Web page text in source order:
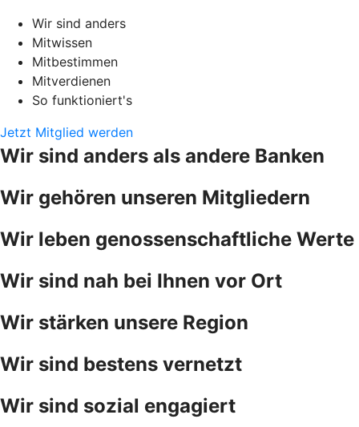
Wir sind anders
Mitwissen
Mitbestimmen
Mitverdienen
So funktioniert's
Jetzt Mitglied werden
Wir sind anders als andere Banken
Wir gehören unseren Mitgliedern
Wir leben genossenschaftliche Werte
Wir sind nah bei Ihnen vor Ort
Wir stärken unsere Region
Wir sind bestens vernetzt
Wir sind sozial engagiert